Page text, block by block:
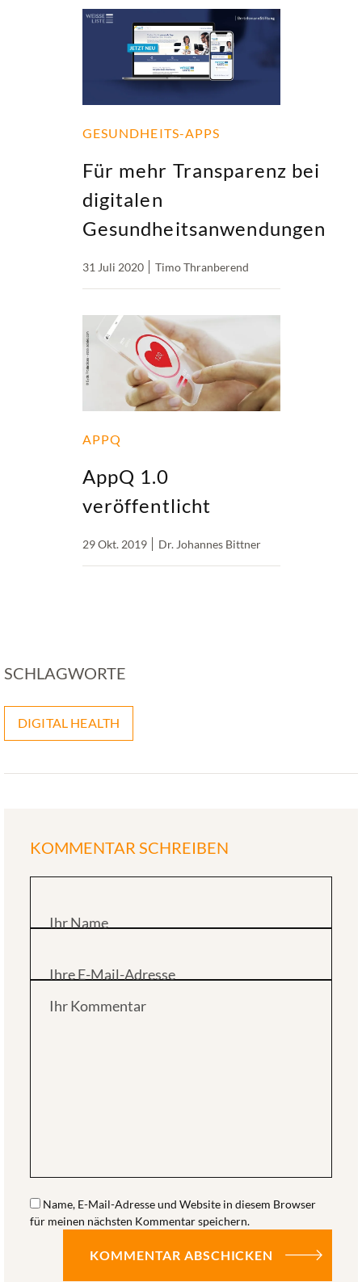
GESUNDHEITS-APPS
Für mehr Transparenz bei
digitalen
Gesundheitsanwendungen
31 Juli 2020 Timo Thranberend
APPQ
AppQ 1.0
veröffentlicht
29 Okt. 2019 Dr. Johannes Bittner
SCHLAGWORTE
DIGITAL HEALTH
KOMMENTAR SCHREIBEN
Ihr Kommentar
Ihr Name
Ihre E-Mail-Adresse
Name, E-Mail-Adresse und Website in diesem Browser
für meinen nächsten Kommentar speichern.